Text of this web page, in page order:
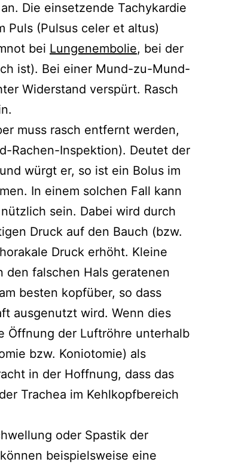
Die einsetzende Tachykardie
Puls (Pulsus celer et altus)
bei Lungenembolie, bei der
ist). Bei einer Mund-zu-Mund-
Widerstand verspürt. Rasch
muss rasch entfernt werden,
Rachen-Inspektion). Deutet der
würgt er, so ist ein Bolus im
In einem solchen Fall kann
sein. Dabei wird durch
Druck auf den Bauch (bzw.
Druck erhöht. Kleine
den falschen Hals geratenen
besten kopfüber, so dass
ausgenutzt wird. Wenn dies
Öffnung der Luftröhre unterhalb
bzw. Koniotomie) als
in der Hoffnung, dass das
Trachea im Kehlkopfbereich
oder Spastik der
beispielsweise eine